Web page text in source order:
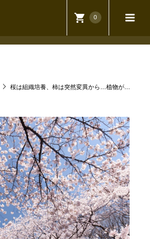
0
桜は組織培養、柿は突然変異から…植物が教えてくれる命のつなぎ方